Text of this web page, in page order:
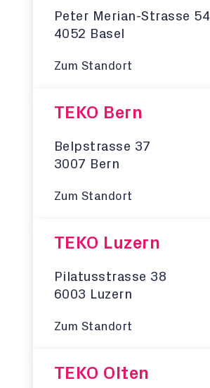
Peter Merian-Strasse 54
4052 Basel
Zum Standort
TEKO Bern
Belpstrasse 37
3007 Bern
Zum Standort
TEKO Luzern
Pilatusstrasse 38
6003 Luzern
Zum Standort
TEKO Olten